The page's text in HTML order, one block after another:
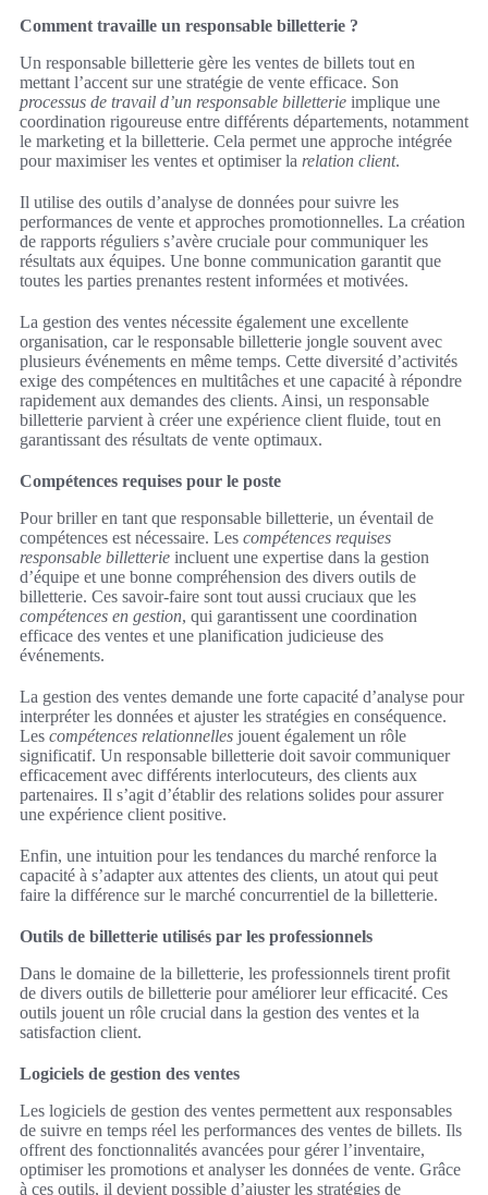
Comment travaille un responsable billetterie ?
Un responsable billetterie gère les ventes de billets tout en
mettant l’accent sur une stratégie de vente efficace. Son
processus de travail d’un responsable billetterie implique une
coordination rigoureuse entre différents départements, notamment
le marketing et la billetterie. Cela permet une approche intégrée
pour maximiser les ventes et optimiser la relation client.
Il utilise des outils d’analyse de données pour suivre les
performances de vente et approches promotionnelles. La création
de rapports réguliers s’avère cruciale pour communiquer les
résultats aux équipes. Une bonne communication garantit que
toutes les parties prenantes restent informées et motivées.
La gestion des ventes nécessite également une excellente
organisation, car le responsable billetterie jongle souvent avec
plusieurs événements en même temps. Cette diversité d’activités
exige des compétences en multitâches et une capacité à répondre
rapidement aux demandes des clients. Ainsi, un responsable
billetterie parvient à créer une expérience client fluide, tout en
garantissant des résultats de vente optimaux.
Compétences requises pour le poste
Pour briller en tant que responsable billetterie, un éventail de
compétences est nécessaire. Les compétences requises
responsable billetterie incluent une expertise dans la gestion
d’équipe et une bonne compréhension des divers outils de
billetterie. Ces savoir-faire sont tout aussi cruciaux que les
compétences en gestion, qui garantissent une coordination
efficace des ventes et une planification judicieuse des
événements.
La gestion des ventes demande une forte capacité d’analyse pour
interpréter les données et ajuster les stratégies en conséquence.
Les compétences relationnelles jouent également un rôle
significatif. Un responsable billetterie doit savoir communiquer
efficacement avec différents interlocuteurs, des clients aux
partenaires. Il s’agit d’établir des relations solides pour assurer
une expérience client positive.
Enfin, une intuition pour les tendances du marché renforce la
capacité à s’adapter aux attentes des clients, un atout qui peut
faire la différence sur le marché concurrentiel de la billetterie.
Outils de billetterie utilisés par les professionnels
Dans le domaine de la billetterie, les professionnels tirent profit
de divers outils de billetterie pour améliorer leur efficacité. Ces
outils jouent un rôle crucial dans la gestion des ventes et la
satisfaction client.
Logiciels de gestion des ventes
Les logiciels de gestion des ventes permettent aux responsables
de suivre en temps réel les performances des ventes de billets. Ils
offrent des fonctionnalités avancées pour gérer l’inventaire,
optimiser les promotions et analyser les données de vente. Grâce
à ces outils, il devient possible d’ajuster les stratégies de